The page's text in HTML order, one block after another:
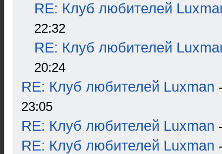
RE: Клуб любителей
22:32
RE: Клуб любителей
20:24
RE: Клуб любителей Luxman
23:05
RE: Клуб любителей Luxman
RE: Клуб любителей Luxman